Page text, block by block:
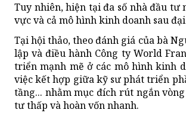
Tuy nhiên, hiện tại đa số nhà đầu
vực và cả mô hình kinh doanh sau
Tại hội thảo, theo đánh giá của bà
lập và điều hành Công ty World
triển mạnh mẽ ở các mô hình kinh
việc kết hợp giữa kỹ sư phát triển
tầng... nhằm mục đích rút ngắn
tư thấp và hoàn vốn nhanh.